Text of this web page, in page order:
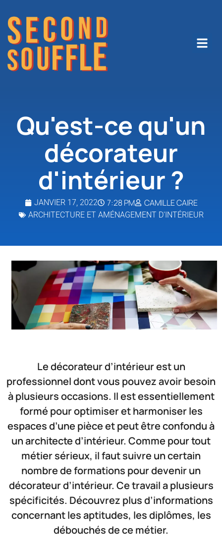
Qu'est-ce qu'un
décorateur
d'intérieur ?
JANVIER 17, 2022 7:28 PM CAMILLE CAIRE
ARCHITECTURE ET AMÉNAGEMENT D'INTÉRIEUR
Le décorateur d’intérieur est un
professionnel dont vous pouvez avoir besoin
à plusieurs occasions. Il est essentiellement
formé pour optimiser et harmoniser les
espaces d’une pièce et peut être confondu à
un architecte d’intérieur. Comme pour tout
métier sérieux, il faut suivre un certain
nombre de formations pour devenir un
décorateur d’intérieur. Ce travail a plusieurs
spécificités. Découvrez plus d’informations
concernant les aptitudes, les diplômes, les
débouchés de ce métier.